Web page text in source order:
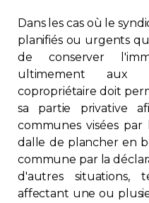
Dans les cas où le
planifiés ou urgents
de conserver
ultimement aux
copropriétaire doit
sa partie privative
communes visées
dalle de plancher en
commune par la
d'autres situations,
affectant une ou